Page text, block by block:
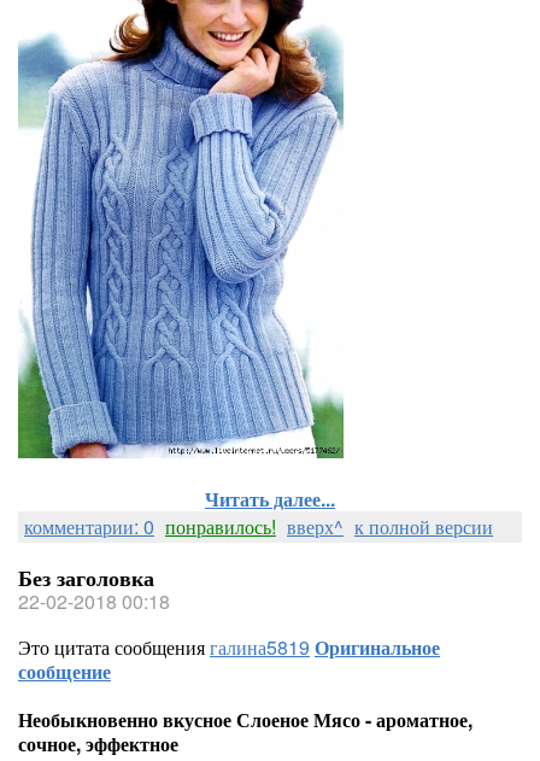
Читать далее...
комментарии: 0 понравилось! вверх^ к полной версии
Без заголовка
22-02-2018 00:18
Это цитата сообщениягалина5819 Оригинальное
сообщение
Необыкновенно вкусное Слоеное Мясо - ароматное,
сочное, эффектное